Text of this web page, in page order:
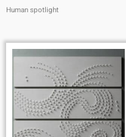
Human spotlight